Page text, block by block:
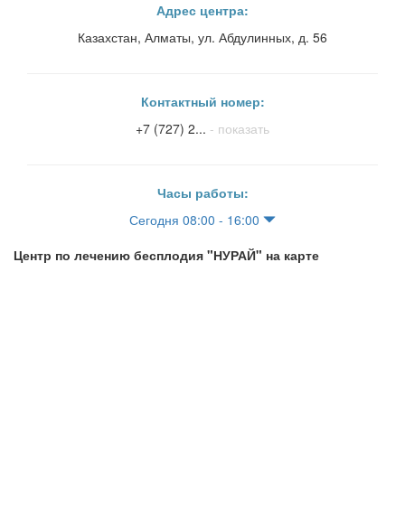
Адрес центра:
Казахстан, Алматы, ул. Абдулинных, д. 56
Контактный номер:
+7 (727) 2... - показать
Часы работы:
Сегодня 08:00 - 16:00
Центр по лечению бесплодия "НУРАЙ" на карте